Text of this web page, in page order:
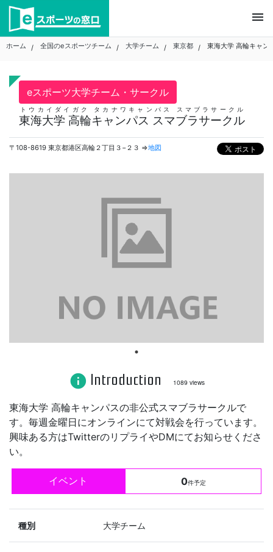
Skip
content
menu
ホーム 全国のeスポーツチーム 大学チーム 東京都 東海大学 高輪キャン
eスポーツ大学チーム・サークル
東海大学 高輪キャンパス スマブラサークル
トウカイダイガク タカナワキャンパス スマブラサークル
〒108-8619 東京都港区高輪２丁目３−２３ ⇒地図
info Introduction 1089 views
東海大学 高輪キャンパスの非公式スマブラサークルで
す。毎週金曜日にオンラインにて対戦会を行っています。
興味ある方はTwitterのリプライやDMにてお知らせくださ
い。
イベント 0件予定
種別 大学チーム